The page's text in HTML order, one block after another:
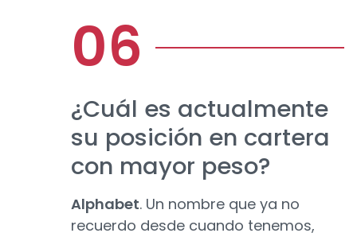
¿Cuál es actualmente
su posición en cartera
con mayor peso?
Alphabet. Un nombre que ya no
recuerdo desde cuando tenemos,